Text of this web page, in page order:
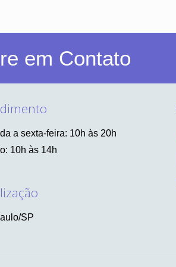
em Contato
a sexta-feira: 10h às 20h
10h às 14h
SP